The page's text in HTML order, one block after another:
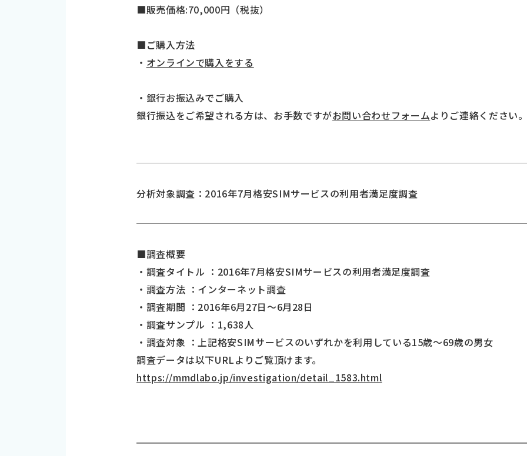
■販売価格:70,000円（税抜）
■ご購入方法
・ オンラインで購入をする
・銀行お振込みでご購入
銀行振込をご希望される方は、お手数ですがお問い合わせフォームよりご連絡ください
分析対象調査：2016年7月格安SIMサービスの利用者満足度調査
■調査概要
・調査タイトル ：2016年7月格安SIMサービスの利用者満足度調査
・調査方法 ：インターネット調査
・調査期間 ：2016年6月27日～6月28日
・調査サンプル ：1,638人
・調査対象 ：上記格安SIMサービスのいずれかを利用している15歳～69歳の男女
調査データは以下URLよりご覧頂けます。
https://mmdlabo.jp/investigation/detail_1583.html